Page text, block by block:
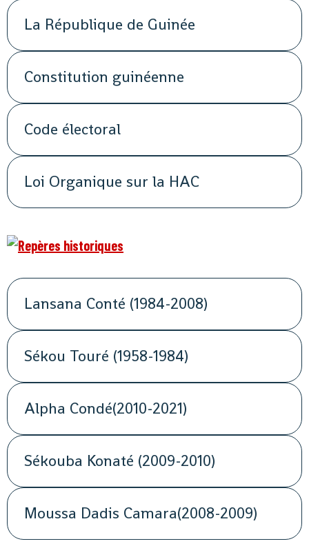
La République de Guinée
Constitution guinéenne
Code électoral
Loi Organique sur la HAC
Lansana Conté (1984-2008)
Sékou Touré (1958-1984)
Alpha Condé(2010-2021)
Sékouba Konaté (2009-2010)
Moussa Dadis Camara(2008-2009)